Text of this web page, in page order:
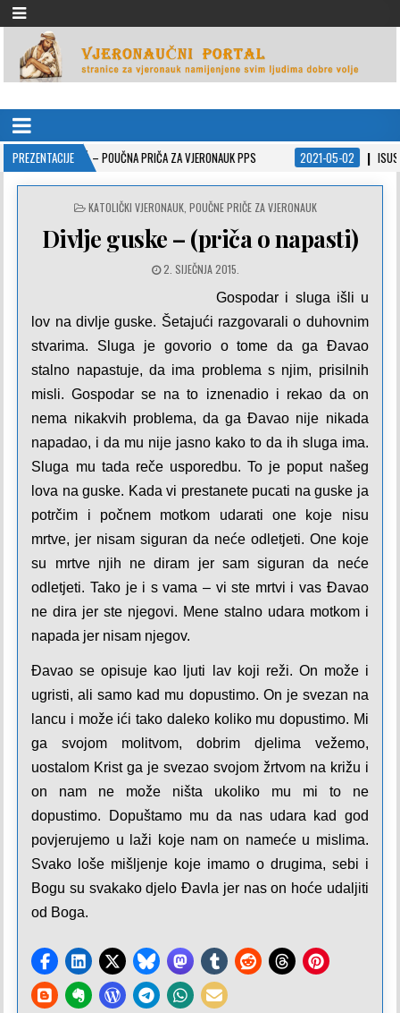
VJERONAUČNI PORTAL
PREZENTACIJE
– POUČNA PRIČA ZA VJERONAUK PPS 2021-05-02 ISUSOVE
POSTED
KATOLIČKI VJERONAUK POUČNE PRIČE ZA VJERONAUK
Divlje guske – (priča o napasti)
2. SIJEČNJA 2015.
Gospodar i sluga išli u
lov na divlje guske. Šetajući razgovarali o duhovnim
stvarima. Sluga je govorio o tome da ga Đavao
stalno napastuje, da ima problema s njim, prisilnih
misli. Gospodar se na to iznenadio i rekao da on
nema nikakvih problema, da ga Đavao nije nikada
napadao, i da mu nije jasno kako to da ih sluga ima.
Sluga mu tada reče usporedbu. To je poput našeg
lova na guske. Kada vi prestanete pucati na guske ja
potrčim i počnem motkom udarati one koje nisu
mrtve, jer nisam siguran da neće odletjeti. One koje
su mrtve njih ne diram jer sam siguran da neće
odletjeti. Tako je i s vama – vi ste mrtvi i vas Đavao
ne dira jer ste njegovi. Mene stalno udara motkom i
napada jer nisam njegov.
Đavao se opisuje kao ljuti lav koji reži. On može i
ugristi, ali samo kad mu dopustimo. On je svezan na
lancu i može ići tako daleko koliko mu dopustimo. Mi
ga svojom molitvom, dobrim djelima vežemo,
uostalom Krist ga je svezao svojom žrtvom na križu i
on nam ne može ništa ukoliko mu mi to ne
dopustimo. Dopuštamo mu da nas udara kad god
povjerujemo u laži koje nam on nameće u mislima.
Svako loše mišljenje koje imamo o drugima, sebi i
Bogu su svakako djelo Đavla jer nas on hoće udaljiti
od Boga.